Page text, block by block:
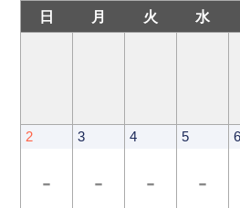
日 月 火 水
2
-
3
-
4
-
5
-
6